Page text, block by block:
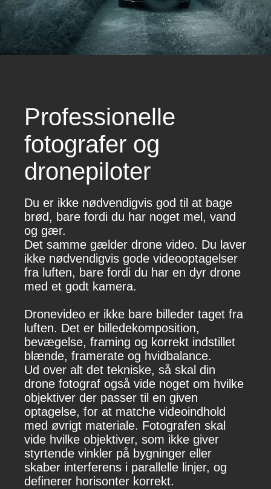
Professionelle
fotografer og
dronepiloter
Du er ikke nødvendigvis god til at bage
brød, bare fordi du har noget mel, vand
og gær.
Det samme gælder drone video. Du laver
ikke nødvendigvis gode videooptagelser
fra luften, bare fordi du har en dyr drone
med et godt kamera.
Dronevideo er ikke bare billeder taget fra
luften. Det er billedekomposition,
bevægelse, framing og korrekt indstillet
blænde, framerate og hvidbalance.
Ud over alt det tekniske, så skal din
drone fotograf også vide noget om hvilke
objektiver der passer til en given
optagelse, for at matche videoindhold
med øvrigt materiale. Fotografen skal
vide hvilke objektiver, som ikke giver
styrtende vinkler på bygninger eller
skaber interferens i parallelle linjer, og
definerer horisonter korrekt.